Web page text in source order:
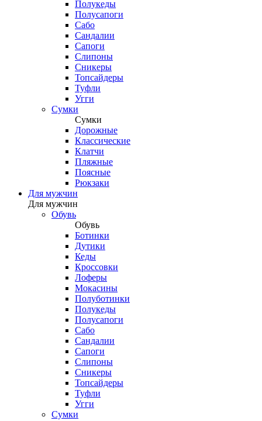
Полукеды
Полусапоги
Сабо
Сандалии
Сапоги
Слипоны
Сникеры
Топсайдеры
Туфли
Угги
Сумки
Сумки
Дорожные
Классические
Клатчи
Пляжные
Поясные
Рюкзаки
Для мужчин
Для мужчин
Обувь
Обувь
Ботинки
Дутики
Кеды
Кроссовки
Лоферы
Мокасины
Полуботинки
Полукеды
Полусапоги
Сабо
Сандалии
Сапоги
Слипоны
Сникеры
Топсайдеры
Туфли
Угги
Сумки